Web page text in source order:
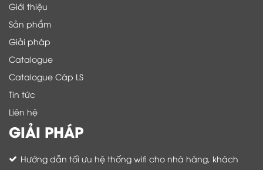
Giới thiệu
Sản phẩm
Giải pháp
Catalogue
Catalogue Cáp LS
Tin tức
Liên hệ
GIẢI PHÁP
Hướng dẫn tối ưu hệ thống wifi cho nhà hàng, khách